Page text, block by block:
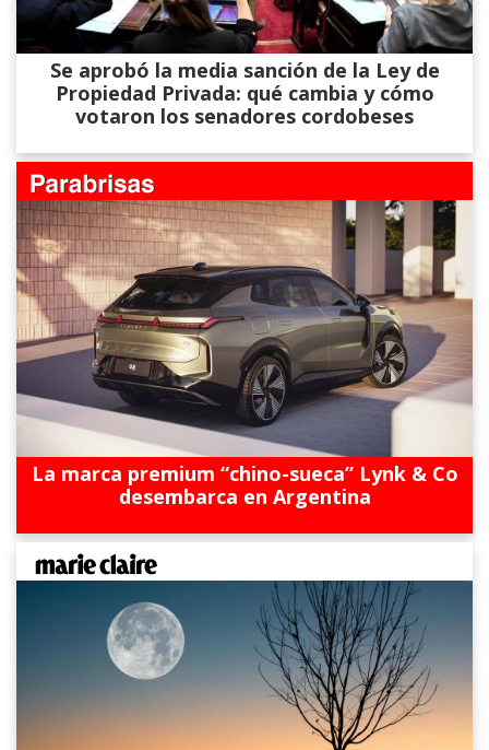
Se aprobó la media sanción de la Ley de
Propiedad Privada: qué cambia y cómo
votaron los senadores cordobeses
La marca premium “chino-sueca” Lynk & Co
desembarca en Argentina